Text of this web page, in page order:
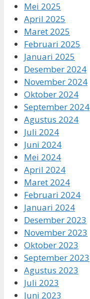
Mei 2025
April 2025
Maret 2025
Februari 2025
Januari 2025
Desember 2024
November 2024
Oktober 2024
September 2024
Agustus 2024
Juli 2024
Juni 2024
Mei 2024
April 2024
Maret 2024
Februari 2024
Januari 2024
Desember 2023
November 2023
Oktober 2023
September 2023
Agustus 2023
Juli 2023
Juni 2023